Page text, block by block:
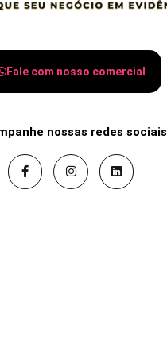
Fale com nosso comercial
nossas redes sociais